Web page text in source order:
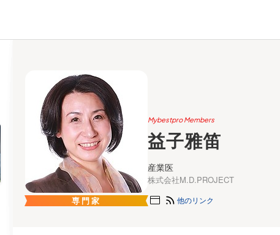
専門家
Mybestpro Members
益子雅笛
産業医
株式会社M.D.PROJECT
他のリンク